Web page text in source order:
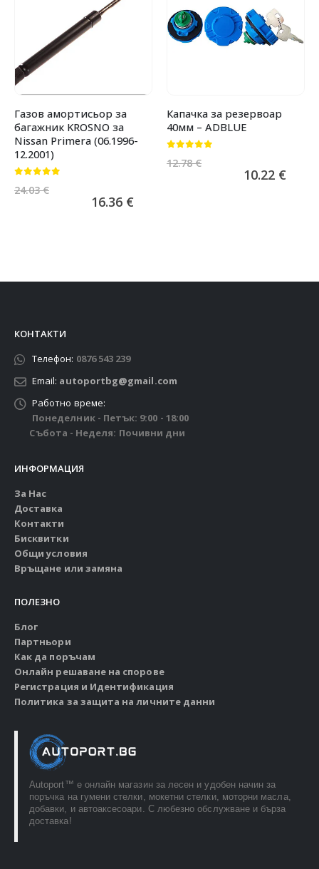
Газов амортисьор за
багажник KROSNO за
Nissan Primera (06.1996-
12.2001)
24.03€
16.36 €
Капачка за резервоар
40мм – ADBLUE
12.78€
10.22 €
КОНТАКТИ
Телефон: 0876 543 239
Email: autoportbg@gmail.com
Работно време:
Понеделник - Петък: 9:00 - 18:00
Събота - Неделя: Почивни дни
ИНФОРМАЦИЯ
За Нас
Доставка
Контакти
Бисквитки
Общи условия
Връщане или замяна
ПОЛЕЗНО
Блог
Партньори
Как да поръчам
Онлайн решаване на спорове
Регистрация и Идентификация
Политика за защита на личните данни
Autoport™ e онлайн магазин за лесен и удобен начин за
поръчка на гумени стелки, мокетни стелки, моторни масла,
добавки, и автоаксесоари. С любезно обслужване и бърза
доставка!